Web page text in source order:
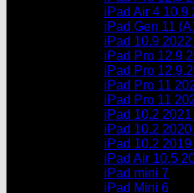
iPad Air 4 10.9
iPad Gen 11
iPad 10.9
iPad Pro 12.9
iPad Pro
iPad Pro 11
iPad Pro 11
iPad 10.2
iPad 10.2
iPad 10.2
iPad Air 10.5
iPad mini 7
iPad Mini 6